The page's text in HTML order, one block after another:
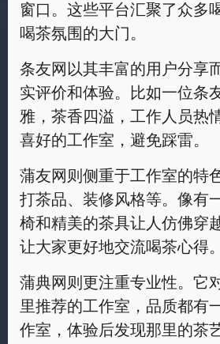
窗口。这些平台汇聚了众多
喝茶氛围的大门。
条友网以其丰富的用户分享
实评价和体验。比如一位条
雅，茶香四溢，工作人员热
喜好的工作室，避免踩雷。
蒲友网则侧重于工作室的特
打茶品、装修风格等。像有
椅和精美的茶具让人仿佛穿
让大家更好地交流喝茶心得。
蒲典网则更注重专业性。它
里推荐的工作室，品质都有
作室，体验后发现那里的茶